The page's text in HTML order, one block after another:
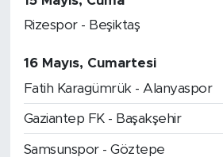
Rizespor - Beşiktaş
16 Mayıs, Cumartesi
Fatih Karagümrük - Alanyaspor
Gaziantep FK - Başakşehir
Samsunspor - Göztepe